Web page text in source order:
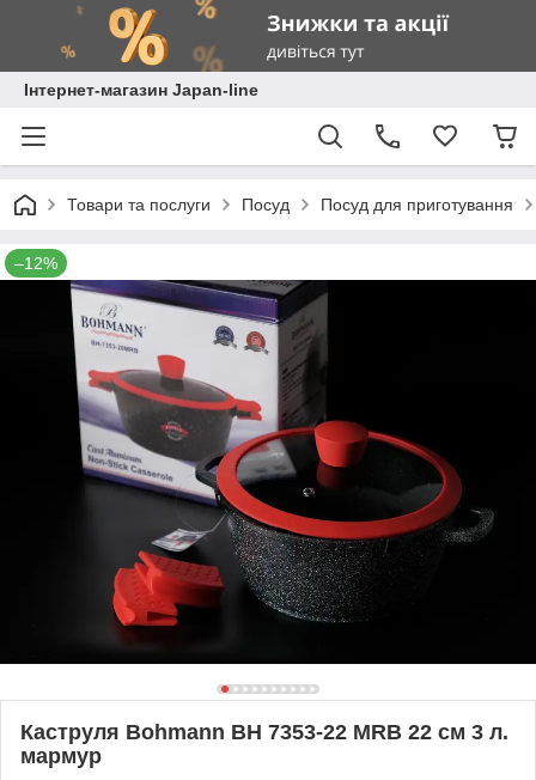
Інтернет-магазин Japan-line
Товари та послуги Посуд Посуд для приготування
–12%
Каструля Bohmann BH 7353-22 MRB 22 см 3 л.
мармур